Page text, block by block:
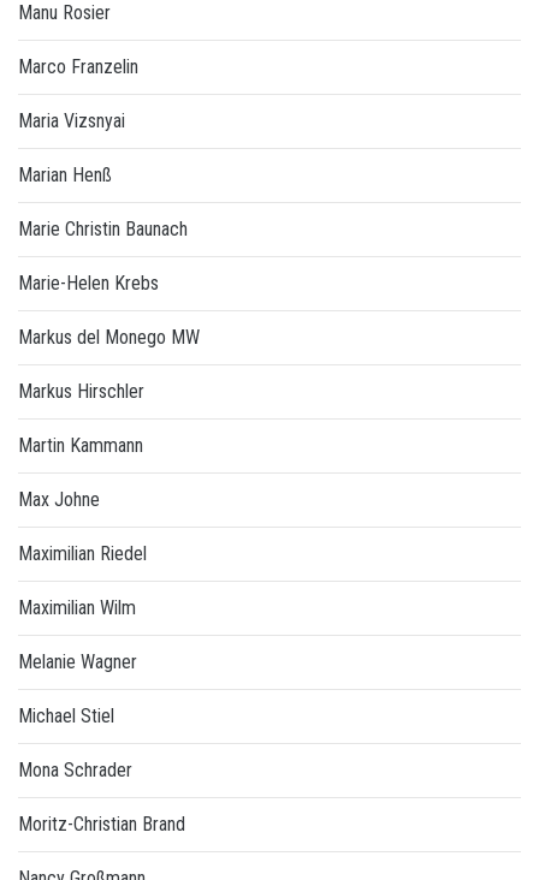
Manu Rosier
Marco Franzelin
Maria Vizsnyai
Marian Henß
Marie Christin Baunach
Marie-Helen Krebs
Markus del Monego MW
Markus Hirschler
Martin Kammann
Max Johne
Maximilian Riedel
Maximilian Wilm
Melanie Wagner
Michael Stiel
Mona Schrader
Moritz-Christian Brand